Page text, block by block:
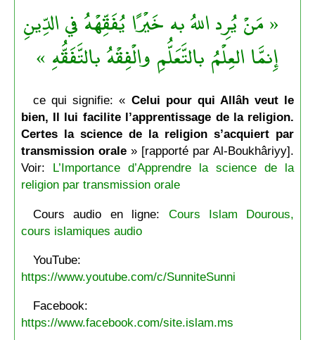
« مَنْ يُرِد اللهُ به خَيْرًا يُفَقِّهْهُ في الدِّينِ
إِنمَّا العِلْمُ بالتَّعَلُّمِ والْفِقْهُ بالتَّفَقُّهِ »
ce qui signifie: « Celui pour qui Allâh veut le
bien, Il lui facilite l’apprentissage de la religion.
Certes la science de la religion s’acquiert par
transmission orale» [rapporté par Al-Boukhâriyy].
Voir: L’Importance d’Apprendre la science de la
religion par transmission orale
Cours audio en ligne: Cours Islam Dourous,
cours islamiques audio
YouTube:
https://www.youtube.com/c/SunniteSunni
Facebook:
https://www.facebook.com/site.islam.ms